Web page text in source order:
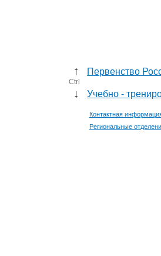
↑ Первенство
Ctrl
↓ Учебно -
Контактная
Региональные